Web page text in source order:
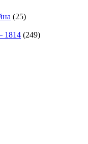
(25)
1814 (249)